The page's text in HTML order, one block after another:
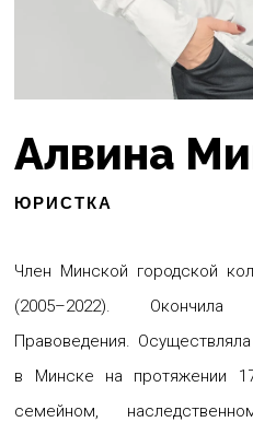
Алвина
ЮРИСТКА
Член Минской городской
(2005–2022). Окончила
Правоведения.
в Минске на протяжении
семейном,